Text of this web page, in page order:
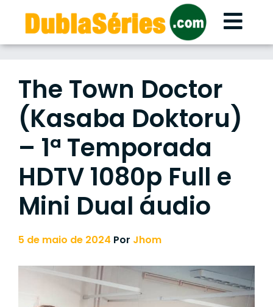
content
The Town Doctor
(Kasaba Doktoru)
– 1ª Temporada
HDTV 1080p Full e
Mini Dual áudio
5 de maio de 2024 Por Jhom